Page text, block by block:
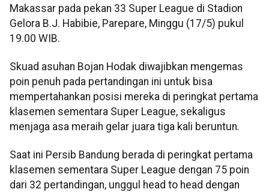
Makassar pada pekan 33 Super League di Stadion
Gelora B.J. Habibie, Parepare, Minggu (17/5) pukul
19.00 WIB.
Skuad asuhan Bojan Hodak diwajibkan mengemas
poin penuh pada pertandingan ini untuk bisa
mempertahankan posisi mereka di peringkat pertama
klasemen sementara Super League, sekaligus
menjaga asa meraih gelar juara tiga kali beruntun.
Saat ini Persib Bandung berada di peringkat pertama
klasemen sementara Super League dengan 75 poin
dari 32 pertandingan, unggul head to head dengan